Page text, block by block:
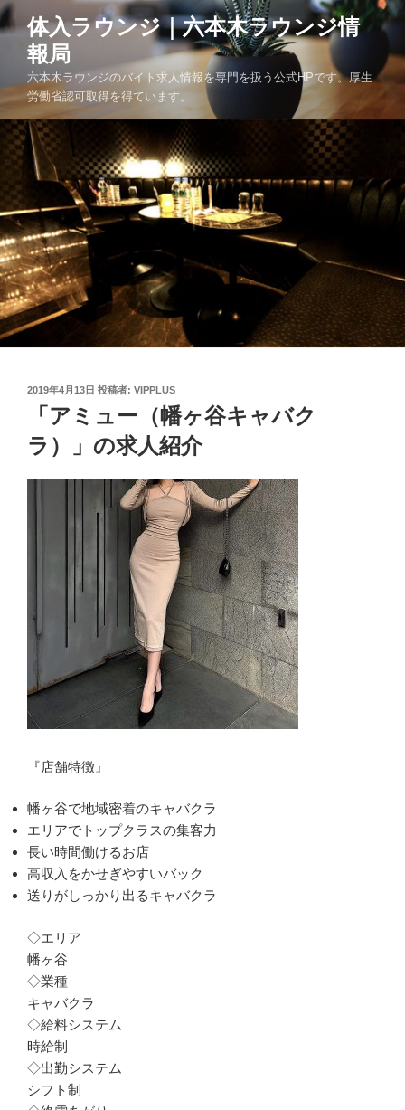
コ
ン
へ
ス
キ
ッ
プ
体入ラウンジ｜六本木ラウンジ情
報局
六本木ラウンジのバイト求人情報を専門を扱う公式HPです。厚生
労働省認可取得を得ています。
投
2019年4月13日 投稿者: VIPPLUS
「アミュー（幡ヶ谷キャバク
ラ）」の求人紹介
『店舗特徴』
幡ヶ谷で地域密着のキャバクラ
エリアでトップクラスの集客力
長い時間働けるお店
高収入をかせぎやすいバック
送りがしっかり出るキャバクラ
◇エリア
幡ヶ谷
◇業種
キャバクラ
◇給料システム
時給制
◇出勤システム
シフト制